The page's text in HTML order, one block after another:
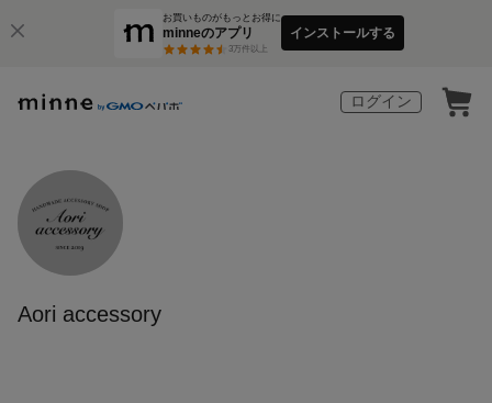
お買いものがもっとお得に
minneのアプリ
3万件以上
インストールする
ログイン
Aori accessory